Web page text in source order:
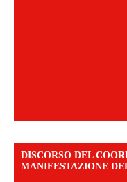
DISCORSO DEL
MANIFESTAZIONE